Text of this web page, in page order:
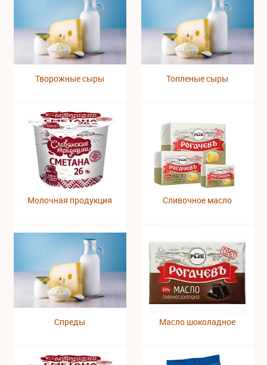
Творожные сыры Топленые сыры
Молочная продукция Сливочное масло
Спреды Масло шоколадное